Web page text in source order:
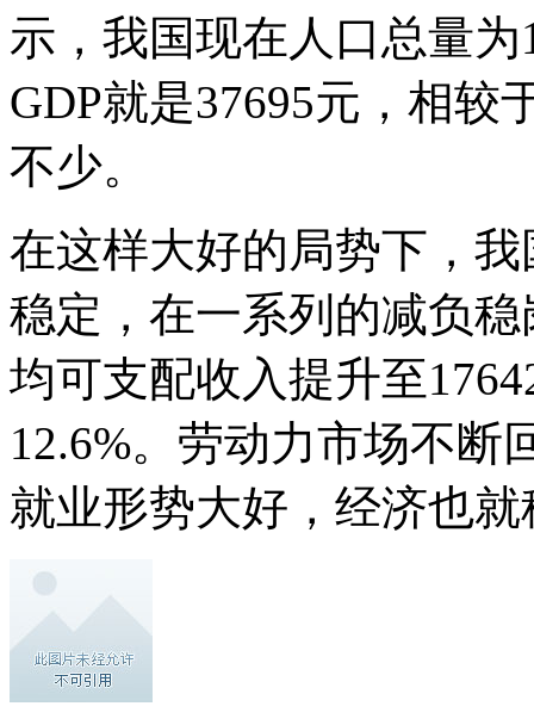
示，我国现在人口总量
GDP就是37695元，相较
不少。
在这样大好的局势下，
稳定，在一系列的减负
均可支配收入提升至
12.6%。劳动力市场不断
就业形势大好，经济也